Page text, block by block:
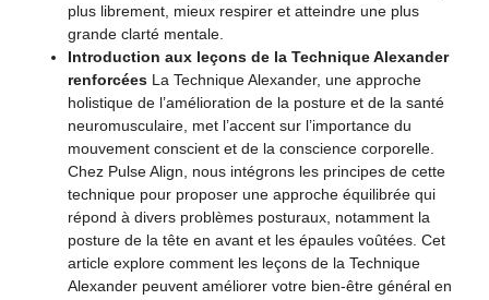
plus librement, mieux respirer et atteindre une plus
grande clarté mentale.
Introduction aux leçons de la Technique Alexander
renforcées La Technique Alexander, une approche
holistique de l’amélioration de la posture et de la santé
neuromusculaire, met l’accent sur l’importance du
mouvement conscient et de la conscience corporelle.
Chez Pulse Align, nous intégrons les principes de cette
technique pour proposer une approche équilibrée qui
répond à divers problèmes posturaux, notamment la
posture de la tête en avant et les épaules voûtées. Cet
article explore comment les leçons de la Technique
Alexander peuvent améliorer votre bien-être général en